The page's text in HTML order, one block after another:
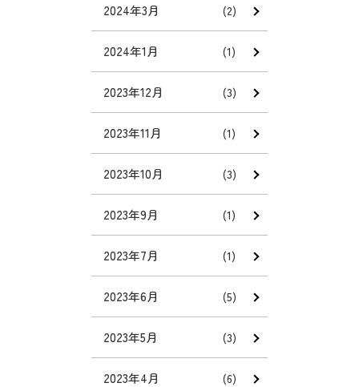
2024年3月 (2)
2024年1月 (1)
2023年12月 (3)
2023年11月 (1)
2023年10月 (3)
2023年9月 (1)
2023年7月 (1)
2023年6月 (5)
2023年5月 (3)
2023年4月 (6)